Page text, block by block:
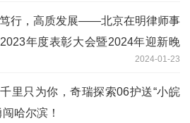
行，高质发展——北京在明律师事
年度表彰大会暨2024年迎新晚
2024-01-23
里只为你，奇瑞探索06护送“小皖
闯哈尔滨！